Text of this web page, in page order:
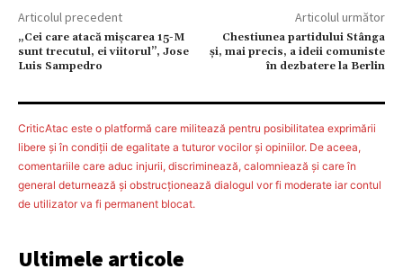
Articolul precedent
„Cei care atacă mișcarea 15-M
sunt trecutul, ei viitorul”, Jose
Luis Sampedro
Articolul următor
Chestiunea partidului Stânga
şi, mai precis, a ideii comuniste
în dezbatere la Berlin
CriticAtac este o platformă care militează pentru posibilitatea exprimării
libere şi în condiţii de egalitate a tuturor vocilor şi opiniilor. De aceea,
comentariile care aduc injurii, discriminează, calomniează şi care în
general deturnează şi obstrucţionează dialogul vor fi moderate iar contul
de utilizator va fi permanent blocat.
Ultimele articole